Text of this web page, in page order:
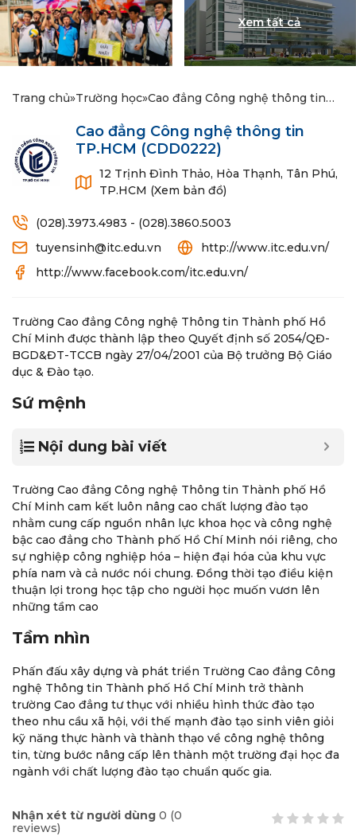
Trang chủ»Trường học»Cao đẳng Công nghệ thông tin
Cao đẳng Công nghệ thông tin
TP.HCM (CDD0222)
12 Trịnh Đình Thảo, Hòa Thạnh, Tân Phú,
TP.HCM (Xem bản đồ)
(028).3973.4983 - (028).3860.5003
tuyensinh@itc.edu.vn
http://www.itc.edu.vn/
http://www.facebook.com/itc.edu.vn/
Trường Cao đẳng Công nghệ Thông tin Thành phố Hồ
Chí Minh được thành lập theo Quyết định số 2054/QĐ-
BGD&ĐT-TCCB ngày 27/04/2001 của Bộ trưởng Bộ Giáo
dục & Đào tạo.
Sứ mệnh
Nội dung bài viết
Trường Cao đẳng Công nghệ Thông tin Thành phố Hồ
Chí Minh cam kết luôn nâng cao chất lượng đào tạo
nhằm cung cấp nguồn nhân lực khoa học và công nghệ
bậc cao đẳng cho Thành phố Hồ Chí Minh nói riêng, cho
sự nghiệp công nghiệp hóa – hiện đại hóa của khu vực
phía nam và cả nước nói chung. Đồng thời tạo điều kiện
thuận lợi trong học tập cho người học muốn vươn lên
những tầm cao
Tầm nhìn
Phấn đấu xây dựng và phát triển Trường Cao đẳng Công
nghệ Thông tin Thành phố Hồ Chí Minh trở thành
trường Cao đẳng tư thục với nhiều hình thức đào tạo
theo nhu cầu xã hội, với thế mạnh đào tạo sinh viên giỏi
kỹ năng thực hành và thành thạo về công nghệ thông
tin, từng bước nâng cấp lên thành một trường đại học đa
ngành với chất lượng đào tạo chuẩn quốc gia.
Nhận xét từ người dùng 0 (0
reviews)